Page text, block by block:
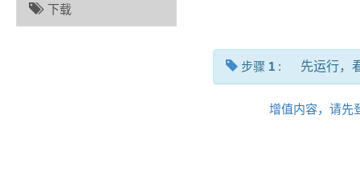
下载
步骤 1 : 先运行，
增值内容，请先